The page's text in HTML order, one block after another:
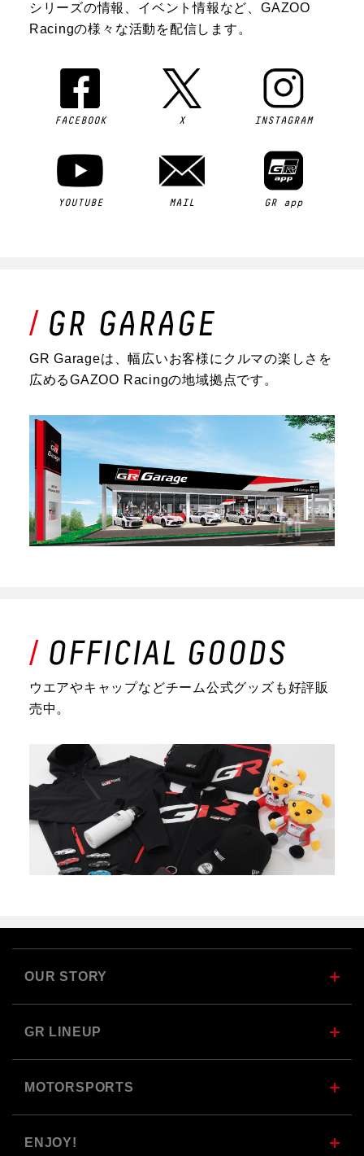
シリーズの情報、イベント情報など、GAZOO
Racingの様々な活動を配信します。
FACEBOOK X INSTAGRAM
YOUTUBE MAIL GR app
GR Garageは、幅広いお客様にクルマの楽しさを
広めるGAZOO Racingの地域拠点です。
ウエアやキャップなどチーム公式グッズも好評販
売中。
OUR STORY
GR LINEUP
MOTORSPORTS
ENJOY!